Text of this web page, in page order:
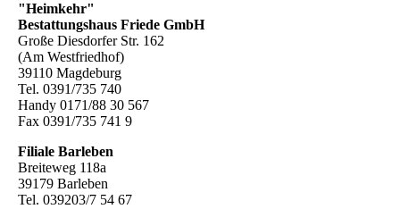
"Heimkehr"
Bestattungshaus Friede GmbH
Große Diesdorfer Str. 162
(Am Westfriedhof)
39110 Magdeburg
Tel. 0391/735 740
Handy 0171/88 30 567
Fax 0391/735 741 9
Filiale Barleben
Breiteweg 118a
39179 Barleben
Tel. 039203/7 54 67